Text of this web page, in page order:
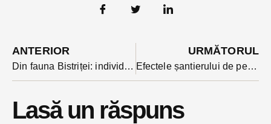
ANTERIOR
Din fauna Bistriței: individ arestat pentru pornografie infantilă, sex cu un minor și operațiuni cu halucinogene
URMĂTORUL
Efectele șantierului de pe Decebal: strada paralelă, Arțarilor preia câteva linii și stații ale Transmixtului. Ce modificări mai sunt anunțate începând de luni
Lasă un răspuns